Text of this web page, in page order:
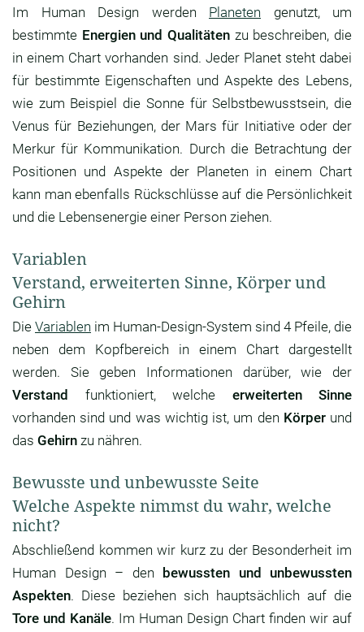
Im Human Design werden Planeten genutzt, um
bestimmte Energien und Qualitäten zu beschreiben, die
in einem Chart vorhanden sind. Jeder Planet steht dabei
für bestimmte Eigenschaften und Aspekte des Lebens,
wie zum Beispiel die Sonne für Selbstbewusstsein, die
Venus für Beziehungen, der Mars für Initiative oder der
Merkur für Kommunikation. Durch die Betrachtung der
Positionen und Aspekte der Planeten in einem Chart
kann man ebenfalls Rückschlüsse auf die Persönlichkeit
und die Lebensenergie einer Person ziehen.
Variablen
Verstand, erweiterten Sinne, Körper und
Gehirn
Die Variablen im Human-Design-System sind 4 Pfeile, die
neben dem Kopfbereich in einem Chart dargestellt
werden. Sie geben Informationen darüber, wie der
Verstand
funktioniert, welche erweiterten Sinne
vorhanden sind und was wichtig ist, um den Körperund
das Gehirn zu nähren.
Bewusste und unbewusste Seite
Welche Aspekte nimmst du wahr, welche
nicht?
Abschließend kommen wir kurz zu der Besonderheit im
Human Design – den bewussten und unbewussten
Aspekten. Diese beziehen sich hauptsächlich auf die
Tore und Kanäle. Im Human Design Chart finden wir auf